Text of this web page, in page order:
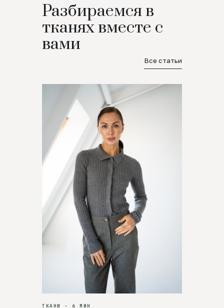
Разбираемся в
тканях вместе с
вами
Все статьи
ТКАНИ · 6 МИН